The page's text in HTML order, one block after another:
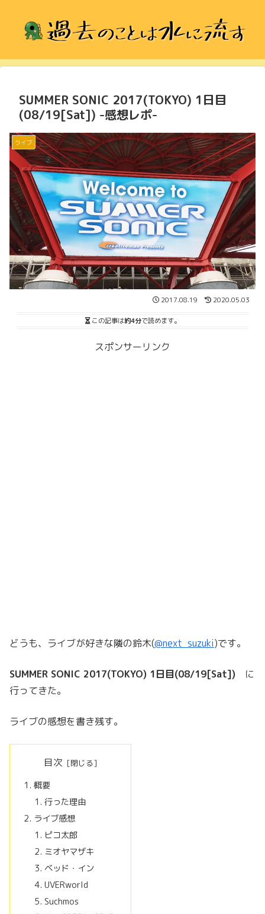
SUMMER SONIC 2017(TOKYO) 1日目
(08/19[Sat]) -感想レポ-
ライブ
2017.08.19 2020.05.03
この記事は約4分で読めます。
スポンサーリンク
どうも、ライブが好きな隣の鈴木(@next_suzuki)です。
SUMMER SONIC 2017(TOKYO) 1日目(08/19[Sat]) に
行ってきた。
ライブの感想を書き残す。
目次
概要
行った理由
ライブ感想
ピコ太郎
ミオヤマザキ
ベッド・イン
UVERworld
Suchmos